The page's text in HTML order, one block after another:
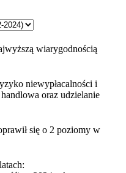
wiarygodnością
niewypłacalności i
oraz udzielanie
się o 2 poziomy w